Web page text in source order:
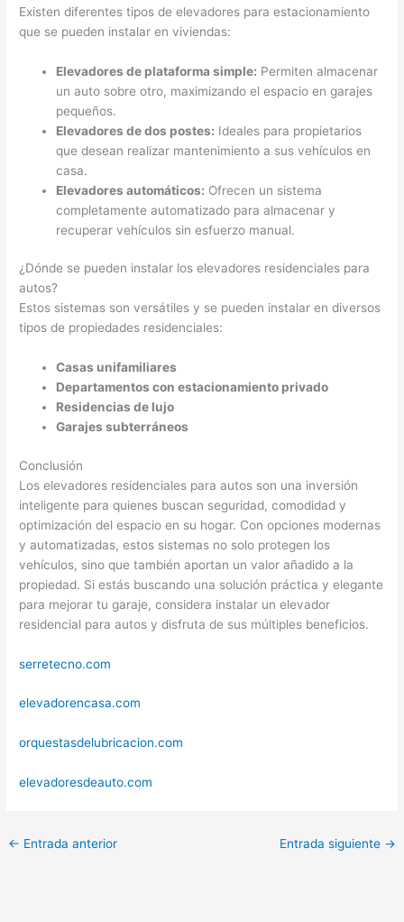
Existen diferentes tipos de elevadores para estacionamiento
que se pueden instalar en viviendas:
Elevadores de plataforma simple: Permiten almacenar
un auto sobre otro, maximizando el espacio en garajes
pequeños.
Elevadores de dos postes: Ideales para propietarios
que desean realizar mantenimiento a sus vehículos en
casa.
Elevadores automáticos: Ofrecen un sistema
completamente automatizado para almacenar y
recuperar vehículos sin esfuerzo manual.
¿Dónde se pueden instalar los elevadores residenciales para
autos?
Estos sistemas son versátiles y se pueden instalar en diversos
tipos de propiedades residenciales:
Casas unifamiliares
Departamentos con estacionamiento privado
Residencias de lujo
Garajes subterráneos
Conclusión
Los elevadores residenciales para autos son una inversión
inteligente para quienes buscan seguridad, comodidad y
optimización del espacio en su hogar. Con opciones modernas
y automatizadas, estos sistemas no solo protegen los
vehículos, sino que también aportan un valor añadido a la
propiedad. Si estás buscando una solución práctica y elegante
para mejorar tu garaje, considera instalar un elevador
residencial para autos y disfruta de sus múltiples beneficios.
serretecno.com
elevadorencasa.com
orquestasdelubricacion.com
elevadoresdeauto.com
← Entrada anterior Entrada siguiente →